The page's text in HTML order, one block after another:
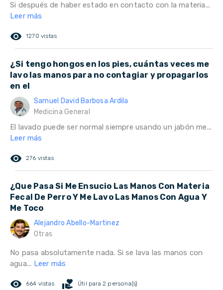
Si después de haber estado en contacto con la materia...
Leer más
remove_red_eye 1270 vistas
¿Si tengo hongos en los pies, cuántas veces me
lavo las manos para no contagiar y propagarlos
en el
Samuel David Barbosa Ardila
Medicina General
El lavado puede ser normal siempre usando un jabón me...
Leer más
remove_red_eye 276 vistas
¿Que Pasa Si Me Ensucio Las Manos Con Materia
Fecal De Perro Y Me Lavo Las Manos Con Agua Y
Me Toco
Alejandro Abello-Martinez
Otras
No pasa absolutamente nada. Si se lava las manos con
agua... Leer más
remove_red_eye 664 vistas volunteer_activism Útil para 2 persona(s)